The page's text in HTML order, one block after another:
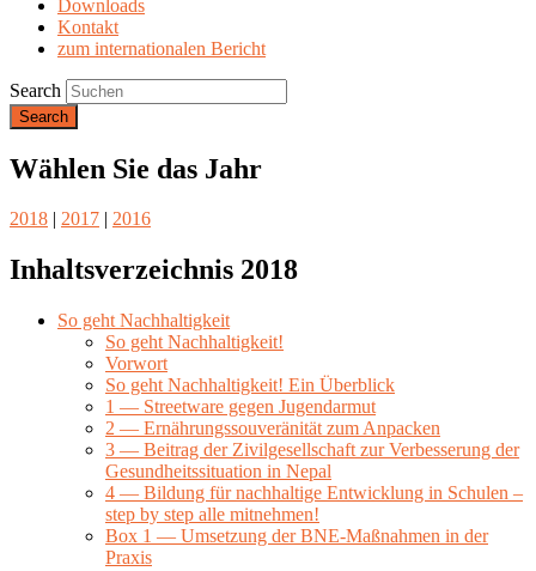
Downloads
Kontakt
zum internationalen Bericht
Search
Wählen Sie das Jahr
2018 | 2017 | 2016
Inhaltsverzeichnis 2018
So geht Nachhaltigkeit
So geht Nachhaltigkeit!
Vorwort
So geht Nachhaltigkeit! Ein Überblick
1 — Streetware gegen Jugendarmut
2 — Ernährungssouveränität zum Anpacken
3 — Beitrag der Zivilgesellschaft zur Verbesserung der
Gesundheitssituation in Nepal
4 — Bildung für nachhaltige Entwicklung in Schulen –
step by step alle mitnehmen!
Box 1 — Umsetzung der BNE-Maßnahmen in der
Praxis